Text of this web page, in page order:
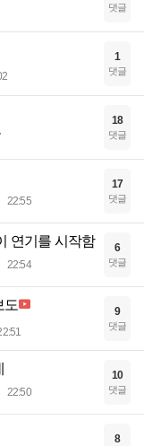
댓글
1
댓글
18
댓글
22:55
17
댓글
연기를 시작함
22:54
6
댓글
도 9
댓글
22:50
10
댓글
8